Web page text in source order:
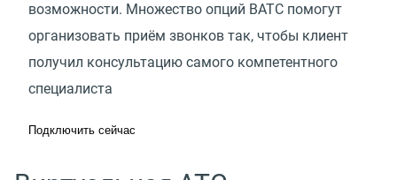
возможности. Множество опций ВАТС помогут
организовать приём звонков так, чтобы клиент
получил консультацию самого компетентного
специалиста
Подключить сейчас